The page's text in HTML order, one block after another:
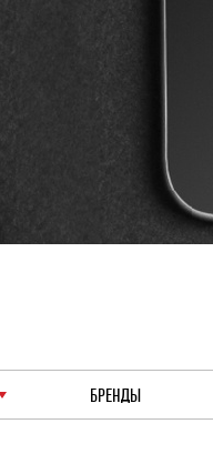
БРЕНДЫ